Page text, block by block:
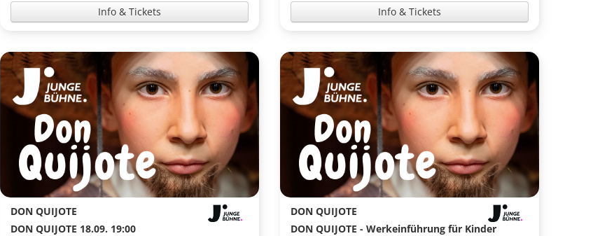
Info & Tickets
Info & Tickets
DON QUIJOTE
DON QUIJOTE 18.09. 19:00
DON QUIJOTE
DON QUIJOTE - Werkeinführung für Kinder